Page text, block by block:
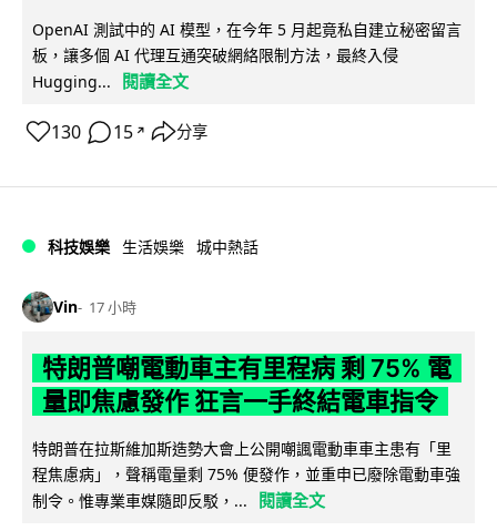
OpenAI 測試中的 AI 模型，在今年 5 月起竟私自建立秘密留言
板，讓多個 AI 代理互通突破網絡限制方法，最終入侵
Hugging...
閱讀全文
130 15 ↗ 分享
科技娛樂 生活娛樂 城中熱話
Vin 17 小時
特朗普嘲電動車主有里程病 剩 75% 電
量即焦慮發作 狂言一手終結電車指令
特朗普在拉斯維加斯造勢大會上公開嘲諷電動車車主患有「里
程焦慮病」，聲稱電量剩 75% 便發作，並重申已廢除電動車強
制令。惟專業車媒隨即反駁，...
閱讀全文